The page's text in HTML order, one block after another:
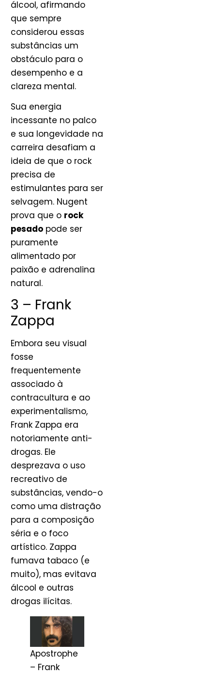
álcool, afirmando
que sempre
considerou essas
substâncias um
obstáculo para o
desempenho e a
clareza mental.
Sua energia
incessante no palco
e sua longevidade na
carreira desafiam a
ideia de que o rock
precisa de
estimulantes para ser
selvagem. Nugent
prova que o rock
pesado pode ser
puramente
alimentado por
paixão e adrenalina
natural.
3 – Frank
Zappa
Embora seu visual
fosse
frequentemente
associado à
contracultura e ao
experimentalismo,
Frank Zappa era
notoriamente anti-
drogas. Ele
desprezava o uso
recreativo de
substâncias, vendo-o
como uma distração
para a composição
séria e o foco
artístico. Zappa
fumava tabaco (e
muito), mas evitava
álcool e outras
drogas ilícitas.
Apostrophe
– Frank